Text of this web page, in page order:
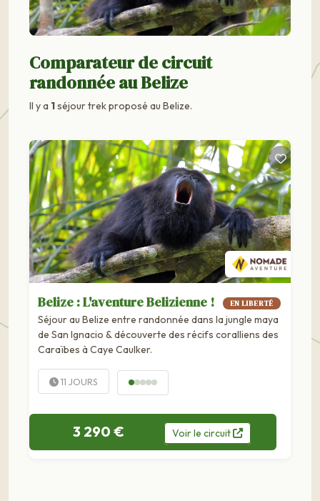
Comparateur de circuit
randonnée au Belize
Il y a 1séjour trek proposé au Belize.
Belize : L'aventure Belizienne ! EN LIBERTÉ
Séjour au Belize entre randonnée dans la jungle maya
de San Ignacio & découverte des récifs coralliens des
Caraïbes à Caye Caulker.
11 JOURS
3 290 € Voirle circuit